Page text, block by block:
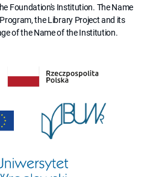
Foundation's Institution. The Name
the Library Project and its
of the Name of the Institution.